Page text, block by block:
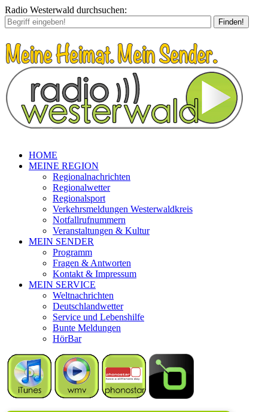
Radio Westerwald durchsuchen:
Finden!
HOME
MEINE REGION
Regionalnachrichten
Regionalwetter
Regionalsport
Verkehrsmeldungen Westerwaldkreis
Notfallrufnummern
Veranstaltungen & Kultur
MEIN SENDER
Programm
Fragen & Antworten
Kontakt & Impressum
MEIN SERVICE
Weltnachrichten
Deutschlandwetter
Service und Lebenshilfe
Bunte Meldungen
HörBar